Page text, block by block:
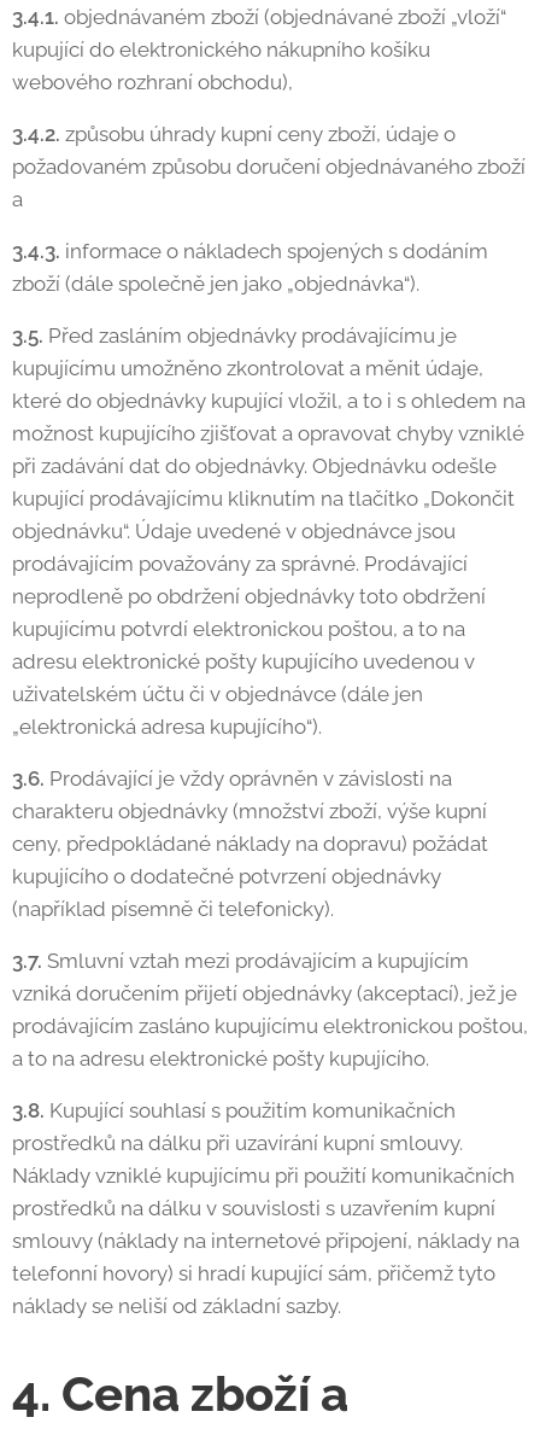
3.4.1. objednávaném zboží (objednávané zboží „vloží“
kupující do elektronického nákupního košíku
webového rozhraní obchodu),
3.4.2. způsobu úhrady kupní ceny zboží, údaje o
požadovaném způsobu doručení objednávaného zboží
a
3.4.3. informace o nákladech spojených s dodáním
zboží (dále společně jen jako „objednávka“).
3.5. Před zasláním objednávky prodávajícímu je
kupujícímu umožněno zkontrolovat a měnit údaje,
které do objednávky kupující vložil, a to i s ohledem na
možnost kupujícího zjišťovat a opravovat chyby vzniklé
při zadávání dat do objednávky. Objednávku odešle
kupující prodávajícímu kliknutím na tlačítko „Dokončit
objednávku“. Údaje uvedené v objednávce jsou
prodávajícím považovány za správné. Prodávající
neprodleně po obdržení objednávky toto obdržení
kupujícímu potvrdí elektronickou poštou, a to na
adresu elektronické pošty kupujícího uvedenou v
uživatelském účtu či v objednávce (dále jen
„elektronická adresa kupujícího“).
3.6. Prodávající je vždy oprávněn v závislosti na
charakteru objednávky (množství zboží, výše kupní
ceny, předpokládané náklady na dopravu) požádat
kupujícího o dodatečné potvrzení objednávky
(například písemně či telefonicky).
3.7. Smluvní vztah mezi prodávajícím a kupujícím
vzniká doručením přijetí objednávky (akceptací), jež je
prodávajícím zasláno kupujícímu elektronickou poštou,
a to na adresu elektronické pošty kupujícího.
3.8. Kupující souhlasí s použitím komunikačních
prostředků na dálku při uzavírání kupní smlouvy.
Náklady vzniklé kupujícímu při použití komunikačních
prostředků na dálku v souvislosti s uzavřením kupní
smlouvy (náklady na internetové připojení, náklady na
telefonní hovory) si hradí kupující sám, přičemž tyto
náklady se neliší od základní sazby.
4. Cena zboží a